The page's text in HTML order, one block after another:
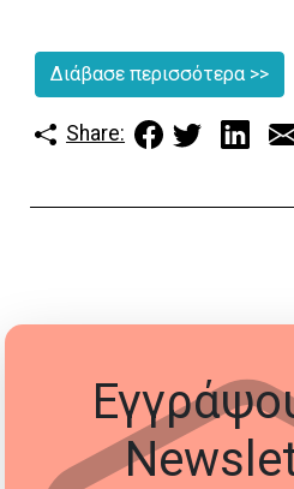
Διάβασε περισσότερα >>
Share: